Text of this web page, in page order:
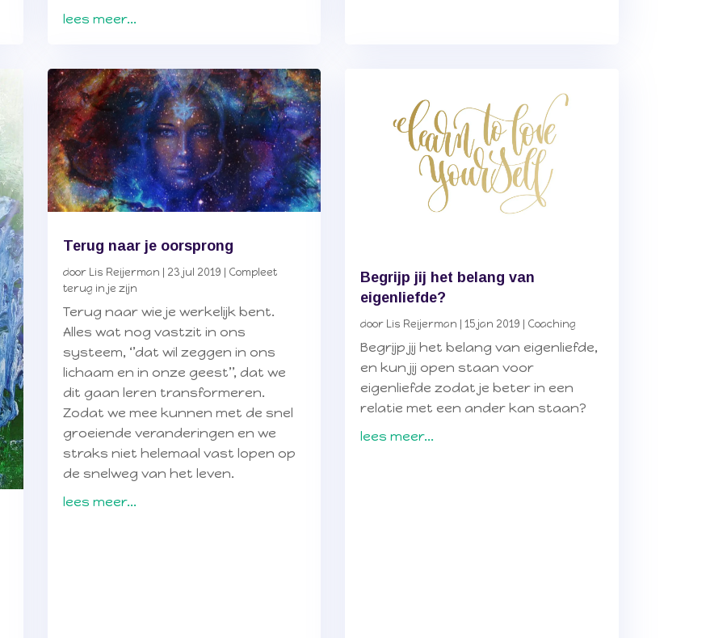
lees meer...
Terug naar je oorsprong
door Lis Reijerman 23 jul 2019
Compleet
terug in je zijn
Terug naar wie je werkelijk bent.
Alles wat nog vastzit in ons
systeem, ‘’dat wil zeggen in ons
lichaam en in onze geest’’, dat we
dit gaan leren transformeren.
Zodat we mee kunnen met de snel
groeiende veranderingen en we
straks niet helemaal vast lopen op
de snelweg van het leven.
lees meer...
Begrijp jij het belang van
eigenliefde?
door Lis Reijerman |15 jan 2019 Coaching
Begrijp jij het belang van eigenliefde,
en kun jij open staan voor
eigenliefde zodat je beter in een
relatie met een ander kan staan?
lees meer...